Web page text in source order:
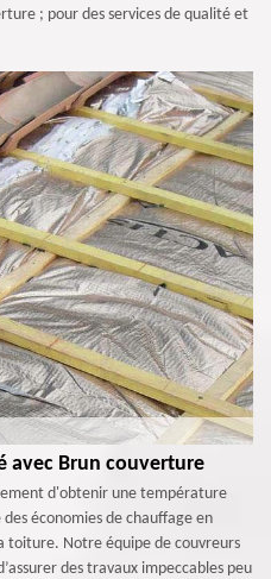
; pour des services de qualité et
avec Brun couverture
d'obtenir une température
économies de chauffage en
toiture. Notre équipe de couvreurs
des travaux impeccables peu